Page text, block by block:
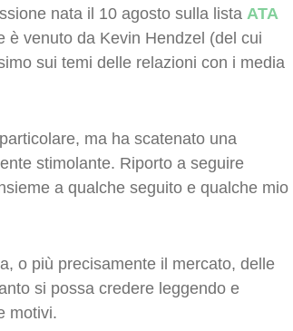
nata il 10 agosto sulla lista ATA
è venuto da Kevin Hendzel (del cui
sui temi delle relazioni con i media
ma ha scatenato una
stimolante. Riporto a seguire
a qualche seguito e qualche mio
o più precisamente il mercato, delle
si possa credere leggendo e
motivi.